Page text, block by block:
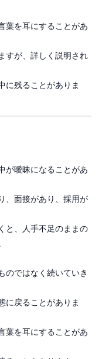
葉を耳にすることがあ
すが、詳しく説明され
に残ることがありま
が曖昧になることがあ
、面接があり、採用が
と、人手不足のままの
のではなく続いていき
に戻ることがありま
葉を耳にすることがあ